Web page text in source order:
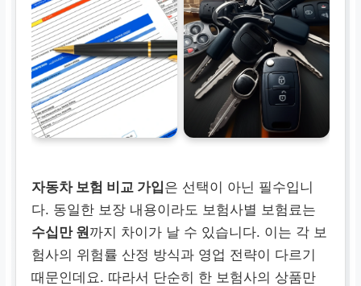
자동차 보험 비교 가입은 선택이 아닌 필수입니
다. 동일한 보장 내용이라도 보험사별 보험료는
수십만 원까지 차이가 날 수 있습니다. 이는 각 보
험사의 위험률 산정 방식과 영업 전략이 다르기
때문인데요. 따라서 단순히 한 보험사의 상품만